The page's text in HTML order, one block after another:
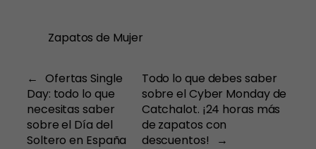
Zapatos de Mujer
← Ofertas Single
Day: todo lo que
necesitas saber
sobre el Día del
Soltero en España
Todo lo que debes saber
sobre el Cyber Monday de
Catchalot. ¡24 horas más
de zapatos con
descuentos!
→